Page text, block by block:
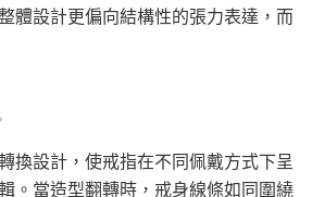
體設計更偏向結構性的張力表達，而
換設計，使戒指在不同佩戴方式下呈
。當造型翻轉時，戒身線條如同圍繞